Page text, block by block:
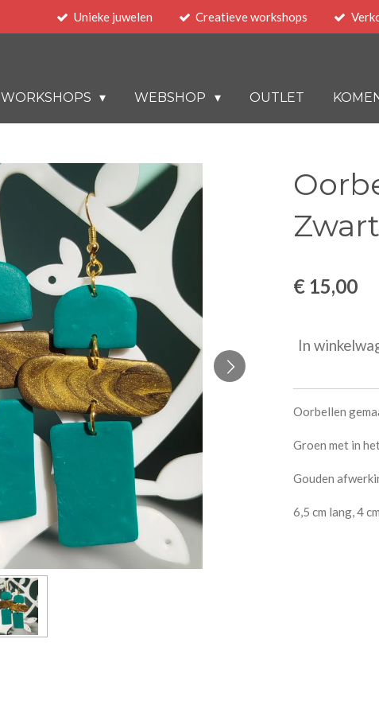
Unieke juwelen Creatieve workshops
WORKSHOPS WEBSHOP OUTLET
€ 15,00
In
Oorbellen
Groen met in
Gouden
6,5 cm lang, 4